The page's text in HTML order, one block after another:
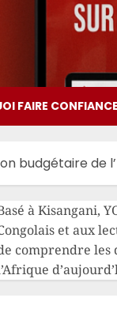
FAIRE
budgétaire de
à Kisangani,
et aux
comprendre les